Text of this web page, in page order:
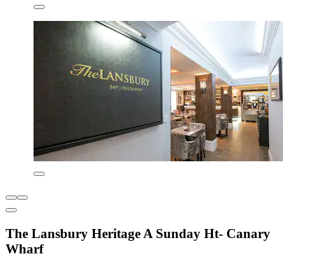
The Lansbury Heritage A Sunday Ht- Canary
Wharf